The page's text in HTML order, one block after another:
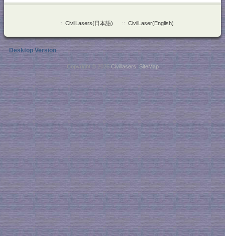
:: CivilLasers(日本語) :: CivilLaser(English)
Desktop Version
Copyright © 2026Civillasers. SiteMap